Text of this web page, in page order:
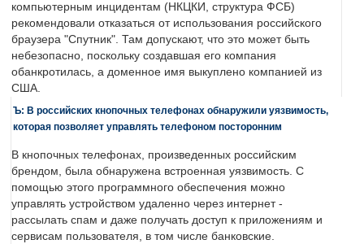
компьютерным инцидентам (НКЦКИ, структура ФСБ)
рекомендовали отказаться от использования российского
браузера "Спутник". Там допускают, что это может быть
небезопасно, поскольку создавшая его компания
обанкротилась, а доменное имя выкуплено компанией из
США.
Ъ: В российских кнопочных телефонах обнаружили уязвимость,
которая позволяет управлять телефоном посторонним
В кнопочных телефонах, произведенных российским
брендом, была обнаружена встроенная уязвимость. С
помощью этого программного обеспечения можно
управлять устройством удаленно через интернет -
рассылать спам и даже получать доступ к приложениям и
сервисам пользователя, в том числе банковские.